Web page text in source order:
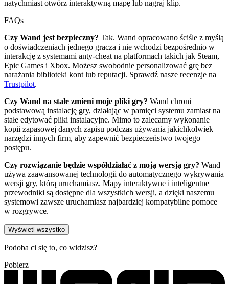
natychmiast otwórz interaktywną mapę lub nagraj klip.
FAQs
Czy Wand jest bezpieczny? Tak. Wand opracowano ściśle z myślą
o doświadczeniach jednego gracza i nie wchodzi bezpośrednio w
interakcję z systemami anty-cheat na platformach takich jak Steam,
Epic Games i Xbox. Możesz swobodnie personalizować grę bez
narażania biblioteki kont lub reputacji. Sprawdź nasze recenzje na
Trustpilot.
Czy Wand na stałe zmieni moje pliki gry? Wand chroni
podstawową instalację gry, działając w pamięci systemu zamiast na
stałe edytować pliki instalacyjne. Mimo to zalecamy wykonanie
kopii zapasowej danych zapisu podczas używania jakichkolwiek
narzędzi innych firm, aby zapewnić bezpieczeństwo twojego
postępu.
Czy rozwiązanie będzie współdziałać z moją wersją gry? Wand
używa zaawansowanej technologii do automatycznego wykrywania
wersji gry, którą uruchamiasz. Mapy interaktywne i inteligentne
przewodniki są dostępne dla wszystkich wersji, a dzięki naszemu
systemowi zawsze uruchamiasz najbardziej kompatybilne pomoce
w rozgrywce.
Wyświetl wszystko
Podoba ci się to, co widzisz?
Pobierz